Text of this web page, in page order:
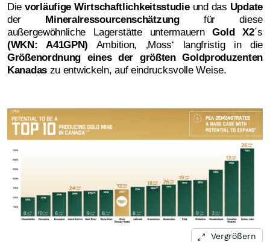
Dievorläufige Wirtschaftlichkeitsstudieund das Update
der Mineralressourcenschätzungfür diese
außergewöhnliche Lagerstätte untermauernGold X2´s
(WKN: A41GPN) Ambition, ‚Moss‘ langfristig in die
Größenordnung eines der größten Goldproduzenten
Kanadaszu entwickeln, auf eindrucksvolle Weise.
Vergrößern